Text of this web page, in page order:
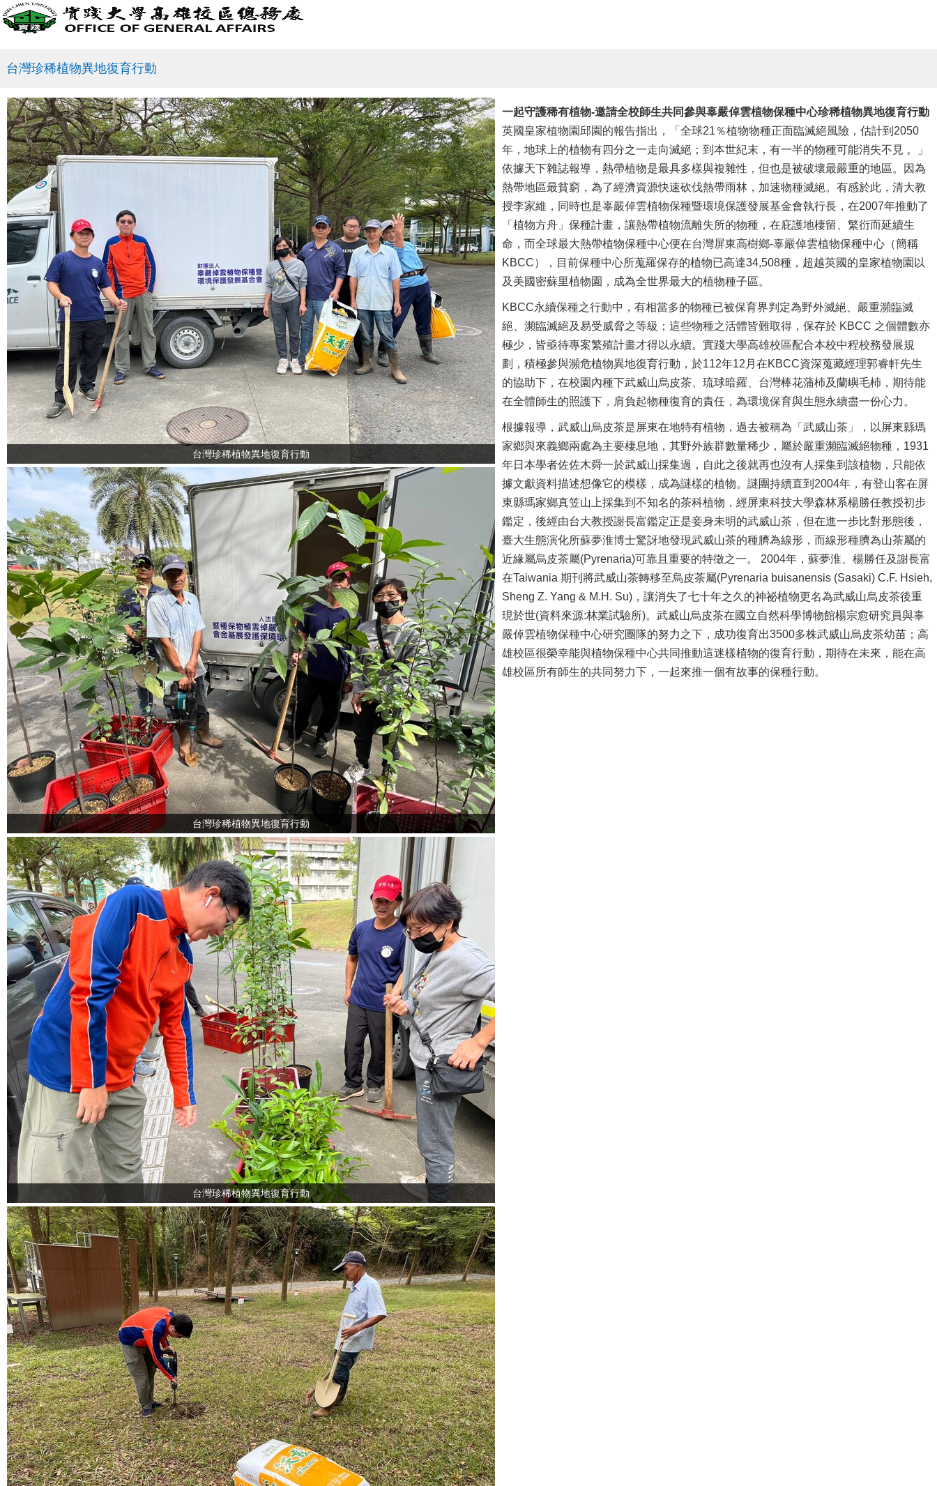
台灣珍稀植物異地復育行動
台灣珍稀植物異地復育行動
台灣珍稀植物異地復育行動
台灣珍稀植物異地復育行動
一起守護稀有植物-邀請全校師生共同參與辜嚴倬雲植物保種中心珍稀植物異地復育行動
英國皇家植物園邱園的報告指出，「全球21％植物物種正面臨滅絕風險，估計到2050
年，地球上的植物有四分之一走向滅絕；到本世紀末，有一半的物種可能消失不見 。」
依據天下雜誌報導，熱帶植物是最具多樣與複雜性，但也是被破壞最嚴重的地區。因為
熱帶地區最貧窮，為了經濟資源快速砍伐熱帶雨林，加速物種滅絕。有感於此，清大教
授李家維，同時也是辜嚴倬雲植物保種暨環境保護發展基金會執行長，在2007年推動了
「植物方舟」保種計畫，讓熱帶植物流離失所的物種，在庇護地棲留、繁衍而延續生
命，而全球最大熱帶植物保種中心便在台灣屏東高樹鄉-辜嚴倬雲植物保種中心（簡稱
KBCC），目前保種中心所蒐羅保存的植物已高達34,508種，超越英國的皇家植物園以
及美國密蘇里植物園，成為全世界最大的植物種子區。
KBCC永續保種之行動中，有相當多的物種已被保育界判定為野外滅絕、嚴重瀕臨滅
絕、瀕臨滅絕及易受威脅之等級；這些物種之活體皆難取得，保存於 KBCC 之個體數亦
極少，皆亟待專案繁殖計畫才得以永續。實踐大學高雄校區配合本校中程校務發展規
劃，積極參與瀕危植物異地復育行動，於112年12月在KBCC資深蒐藏經理郭睿軒先生
的協助下，在校園內種下武威山烏皮茶、琉球暗羅、台灣棒花蒲杮及蘭嶼毛杮，期待能
在全體師生的照護下，肩負起物種復育的責任，為環境保育與生態永續盡一份心力。
根據報導，武威山烏皮茶是屏東在地特有植物，過去被稱為「武威山茶」，以屏東縣瑪
家鄉與來義鄉兩處為主要棲息地，其野外族群數量稀少，屬於嚴重瀕臨滅絕物種，1931
年日本學者佐佐木舜一於武威山採集過，自此之後就再也沒有人採集到該植物，只能依
據文獻資料描述想像它的模樣，成為謎樣的植物。 謎團持續直到2004年，有登山客在屏
東縣瑪家鄉真笠山上採集到不知名的茶科植物，經屏東科技大學森林系楊勝任教授初步
鑑定，後經由台大教授謝長富鑑定正是妾身未明的武威山茶，但在進一步比對形態後，
臺大生態演化所蘇夢淮博士驚訝地發現武威山茶的種臍為線形，而線形種臍為山茶屬的
近緣屬烏皮茶屬(Pyrenaria)可靠且重要的特徵之一。 2004年，蘇夢淮、楊勝任及謝長富
在Taiwania 期刊將武威山茶轉移至烏皮茶屬(Pyrenaria buisanensis (Sasaki) C.F. Hsieh,
Sheng Z. Yang & M.H. Su)，讓消失了七十年之久的神祕植物更名為武威山烏皮茶後重
現於世(資料來源:林業試驗所)。武威山烏皮茶在國立自然科學博物館楊宗愈研究員與辜
嚴倬雲植物保種中心研究團隊的努力之下，成功復育出3500多株武威山烏皮茶幼苗；高
雄校區很榮幸能與植物保種中心共同推動這迷樣植物的復育行動，期待在未來，能在高
雄校區所有師生的共同努力下，一起來推一個有故事的保種行動。